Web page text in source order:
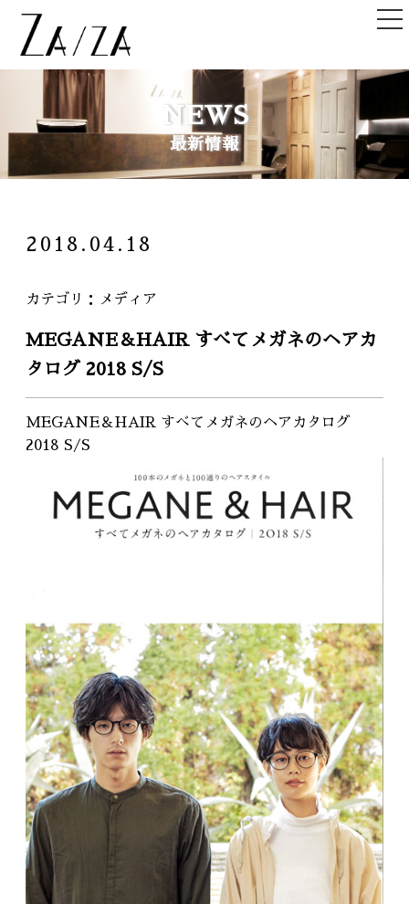
トップ
NEWS＆TOPICS
ニュース＆記事
RECRUIT
WEB予約はこちら
NEWS
最新情報
2018.04.18
カテゴリ メディア
MEGANE＆HAIR すべてメガネのヘアカ
タログ 2018 S/S
MEGANE＆HAIR すべてメガネのヘアカタログ
2018 S/S